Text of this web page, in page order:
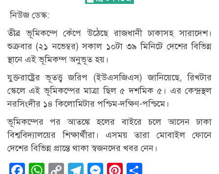
নিউজ ডেস্ক:
তীব্র ভূমিকম্পে কেঁপে উঠেছে রাজধানী ঢাকাসহ সারাদেশ।
শুক্রবার (২১ নভেম্বর) সকাল ১০টা ৩৯ মিনিটে দেশের বিভিন্ন
স্থানে এই ভূমিকম্প অনুভূত হয়।
যুক্তরাষ্ট্রের ভূতত্ত্ব জরিপ (ইউএসজিএস) জানিয়েছে, রিখটার
স্কেলে এই ভূমিকম্পের মাত্রা ছিল ৫ দশমিক ৫। এর কেন্দ্রস্থল
নরসিংদীর ১৪ কিলোমিটার পশ্চিম-দক্ষিণ-পশ্চিমে।
ভূমিকম্পের পর আতঙ্কে হলের বাইরে চলে আসেন ঢাকা
বিশ্ববিদ্যালয়ের শিক্ষার্থীরা। এসময় তারা মোবাইল ফোনে
দেশের বিভিন্ন প্রান্তে থাকা স্বজনদের খবর নেন।